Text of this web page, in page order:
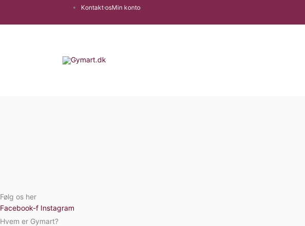
Kontakt osMin konto
Følg os her
Facebook-f Instagram
Hvem er Gymart?